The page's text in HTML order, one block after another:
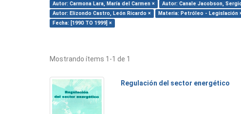
Autor: Carmona Lara, María del Carmen × Autor: Canale Jacobson,
Autor: Elizondo Castro, León Ricardo ×
Materia: Petróleo - Legislación
Fecha: [1990 TO 1999] ×
Mostrando ítems 1-1 de 1
Regulación del sector energético